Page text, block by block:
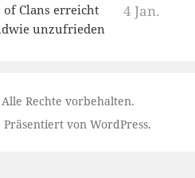
of Clans erreicht
unzufrieden
4 Jan.
Rechte vorbehalten.
Präsentiert von WordPress.